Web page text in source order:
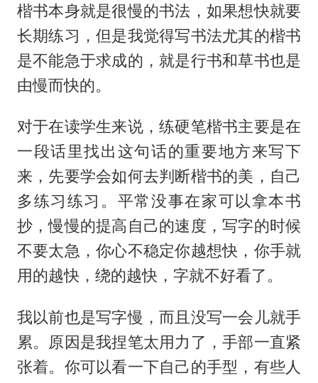
楷书本身就是很慢的书法，如果想快就要
长期练习，但是我觉得写书法尤其的楷书
是不能急于求成的，就是行书和草书也是
由慢而快的。
对于在读学生来说，练硬笔楷书主要是在
一段话里找出这句话的重要地方来写下
来，先要学会如何去判断楷书的美，自己
多练习练习。平常没事在家可以拿本书
抄，慢慢的提高自己的速度，写字的时候
不要太急，你心不稳定你越想快，你手就
用的越快，绕的越快，字就不好看了。
我以前也是写字慢，而且没写一会儿就手
累。原因是我捏笔太用力了，手部一直紧
张着。你可以看一下自己的手型，有些人